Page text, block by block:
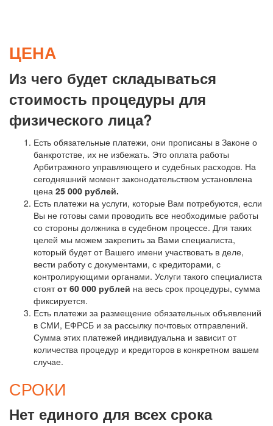
ЦЕНА
Из чего будет складываться
стоимость процедуры для
физического лица?
Есть обязательные платежи, они прописаны в Законе о
банкротстве, их не избежать. Это оплата работы
Арбитражного управляющего и судебных расходов. На
сегодняшний момент законодательством установлена
цена 25 000 рублей.
Есть платежи на услуги, которые Вам потребуются, если
Вы не готовы сами проводить все необходимые работы
со стороны должника в судебном процессе. Для таких
целей мы можем закрепить за Вами специалиста,
который будет от Вашего имени участвовать в деле,
вести работу с документами, с кредиторами, с
контролирующими органами. Услуги такого специалиста
стоятот 60 000 рублей на весь срок процедуры, сумма
фиксируется.
Есть платежи за размещение обязательных объявлений
в СМИ, ЕФРСБ и за рассылку почтовых отправлений.
Сумма этих платежей индивидуальна и зависит от
количества процедур и кредиторов в конкретном вашем
случае.
СРОКИ
Нет единого для всех срока